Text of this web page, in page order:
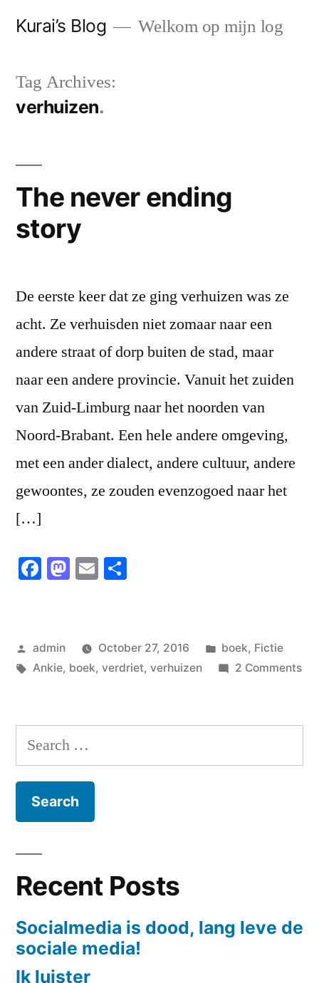
Kurai’s Blog Welkom op mijn log
Tag Archives:
verhuizen
The never ending
story
De eerste keer dat ze ging verhuizen was ze
acht. Ze verhuisden niet zomaar naar een
andere straat of dorp buiten de stad, maar
naar een andere provincie. Vanuit het zuiden
van Zuid-Limburg naar het noorden van
Noord-Brabant. Een hele andere omgeving,
met een ander dialect, andere cultuur, andere
gewoontes, ze zouden evenzogoed naar het
[…]
Facebook
Mastodon
Email
Posted
by
admin October 27, 2016
Posted
in
boek, Fictie
Tags:
Ankie, boek, verdriet, verhuizen 2 Commentson
Search
for:
Recent Posts
Socialmedia is dood, lang leve de
sociale media!
Ik luister